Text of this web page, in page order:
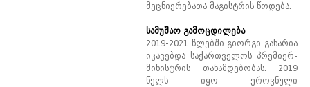
მეცნიერებათა მაგისტრის წოდება.
სამუშაო გამოცდილება
2019-2021 წლებში გიორგი გახარია
იკავებდა საქართველოს პრემიერ-
მინისტრის თანამდებობას. 2019
წელს იყო ეროვნული